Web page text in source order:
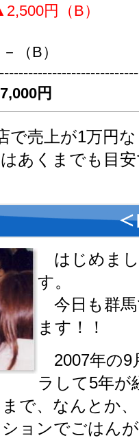
円（B）
（B）
円
で売上が1万円
はあくまでも目
はじめまし
す。
今日も群馬
ます！！
2007年の9
ラして5年が
で、なんとか、
ョンでごはん